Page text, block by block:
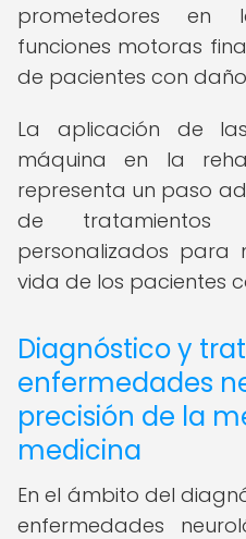
prometedores en
funciones motoras
de pacientes con
La aplicación de
máquina en la
representa un paso
de
personalizados
vida de los pacientes
Diagnóstico y
enfermedades
precisión de la
medicina
En el ámbito del
enfermedades